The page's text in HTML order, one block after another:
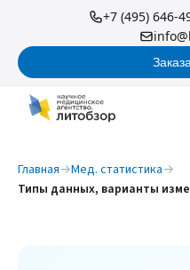
+7 (495) 646-
Главная→Мед. статистика→
Типы данных, варианты